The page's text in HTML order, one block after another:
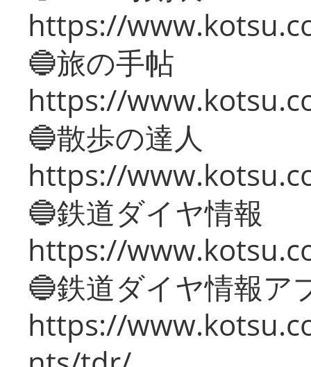
https://
🔵旅の手帖
https://
🔵散歩の達人
https://
🔵鉄道ダイヤ情報
https://
🔵鉄道ダイヤ情報ア
https://